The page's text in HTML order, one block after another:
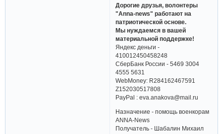
Дорогие друзья, волонтеры
"Anna-news" работают на
патриотической основе.
Мы нуждаемся в вашей
материальной поддержке!
Яндекс деньги -
410012450458248
СберБанк России - 5469 3004
4555 5631
WebMoney: R284162467591
Z152030517808
PayPal : eva.anakova@mail.ru
Назначение - помощь военкорам
ANNA-News
Получатель - Шабалин Михаил